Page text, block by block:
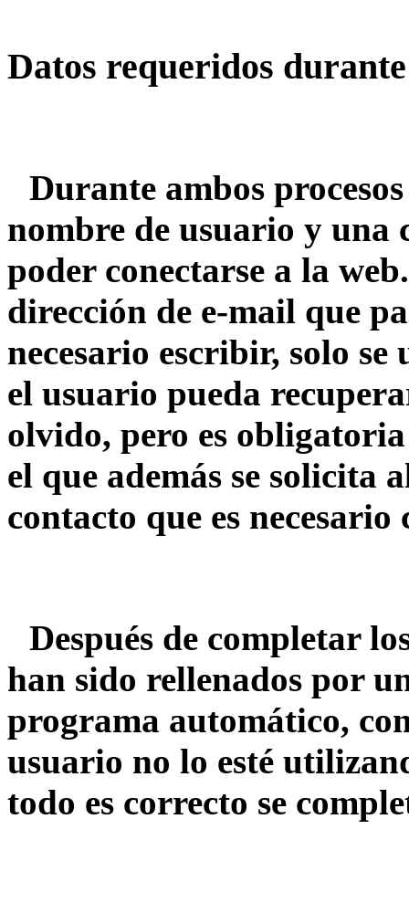
Datos requeridos
Durante ambos
nombre de usuario y una
poder conectarse a la
dirección de e-mail que
necesario escribir, solo
el usuario pueda
olvido, pero es
el que además se solicita
contacto que es necesario
Después de completar
han sido rellenados por
programa automático,
usuario no lo esté
todo es correcto se